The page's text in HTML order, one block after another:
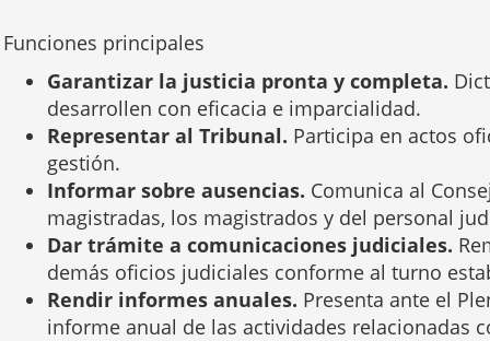
Funciones principales
Garantizar la justicia pronta y completa.
desarrollen con eficacia e imparcialidad.
Representar al Tribunal. Participa en actos
gestión.
Informar sobre ausencias. Comunica al
magistradas, los magistrados y del personal
Dar trámite a comunicaciones judiciales.
demás oficios judiciales conforme al turno
Rendir informes anuales. Presenta ante el
informe anual de las actividades relacionadas